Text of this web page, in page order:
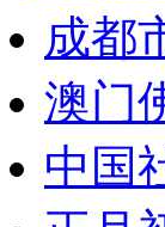
成都
澳门
中国